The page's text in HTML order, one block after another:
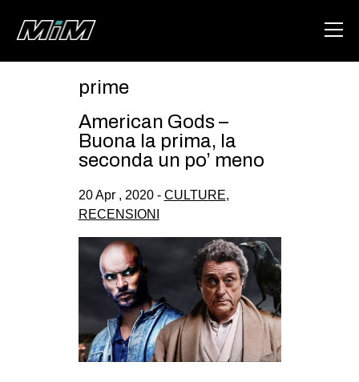
ABOUT
AREA
DEGENERAZIONE
CSOA LAMBRETTA
STUDENTI TSUNAMI
ZAM
prime
American Gods –
Buona la prima, la
seconda un po’ meno
20 Apr , 2020 - CULTURE,
RECENSIONI